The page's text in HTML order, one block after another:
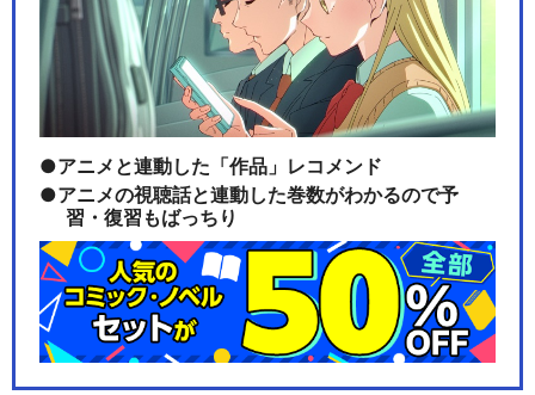
アニメと連動した「作品」レコメンド
アニメの視聴話と連動した巻数がわかるので予
習・復習もばっちり